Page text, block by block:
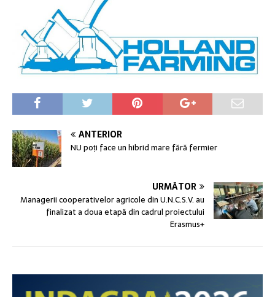
ANTERIOR
NU poți face un hibrid mare fără fermier
URMĂTOR
Managerii cooperativelor agricole din U.N.C.S.V. au
finalizat a doua etapă din cadrul proiectului
Erasmus+